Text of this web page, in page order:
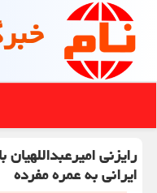
رایزنی
ایرانی به عمره مفرده